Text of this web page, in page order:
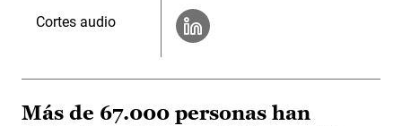
Cortes audio
Más de 67.000 personas han